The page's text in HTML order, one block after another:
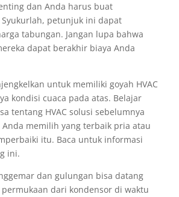
dan Anda harus buat
petunjuk ini dapat
tabungan. Jangan lupa bahwa
dapat berakhir biaya Anda
untuk memiliki goyah HVAC
kondisi cuaca pada atas. Belajar
tentang HVAC solusi sebelumnya
memilih yang terbaik pria atau
itu. Baca untuk informasi
ini.
dan gulungan bisa datang
dari kondensor di waktu